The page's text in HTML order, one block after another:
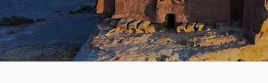
中美洲
合酋长国
干地区的希腊与罗马遗产 – 奥尔
行（2026年6月1日 – 13日）
牙比利牛斯山道与巴斯克雅致旅程